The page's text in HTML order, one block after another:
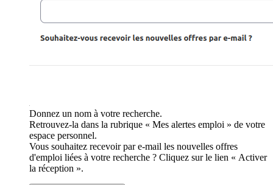
Donnez un nom à votre recherche.
Retrouvez-la dans la rubrique « Mes alertes emploi » de votre
espace personnel.
Vous souhaitez recevoir par e-mail les nouvelles offres
d'emploi liées à votre recherche ? Cliquez sur le lien « Activer
la réception ».